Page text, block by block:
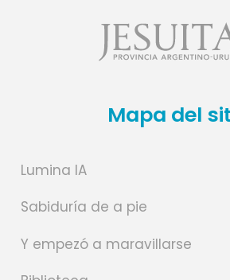
Mapa del
Lumina IA
Sabiduría de a pie
Y empezó a maravillarse